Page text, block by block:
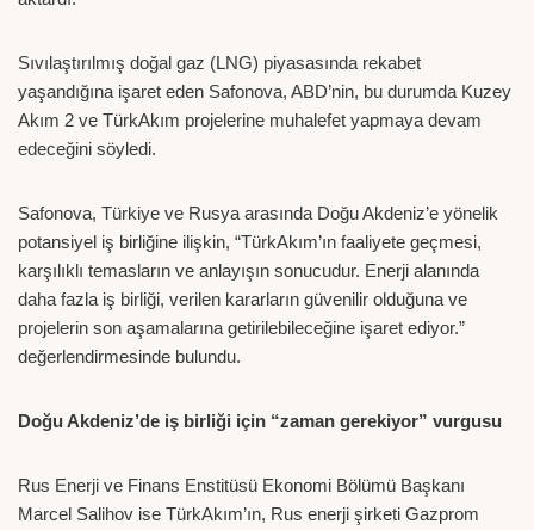
Sıvılaştırılmış doğal gaz (LNG) piyasasında rekabet
yaşandığına işaret eden Safonova, ABD’nin, bu durumda Kuzey
Akım 2 ve TürkAkım projelerine muhalefet yapmaya devam
edeceğini söyledi.
Safonova, Türkiye ve Rusya arasında Doğu Akdeniz’e yönelik
potansiyel iş birliğine ilişkin, “TürkAkım’ın faaliyete geçmesi,
karşılıklı temasların ve anlayışın sonucudur. Enerji alanında
daha fazla iş birliği, verilen kararların güvenilir olduğuna ve
projelerin son aşamalarına getirilebileceğine işaret ediyor.”
değerlendirmesinde bulundu.
Doğu Akdeniz’de iş birliği için “zaman gerekiyor” vurgusu
Rus Enerji ve Finans Enstitüsü Ekonomi Bölümü Başkanı
Marcel Salihov ise TürkAkım’ın, Rus enerji şirketi Gazprom